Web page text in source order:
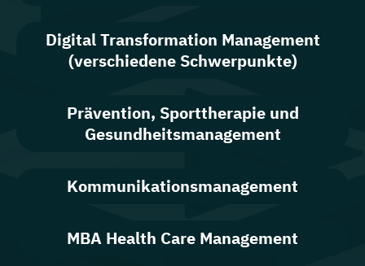
Digital Transformation Management
(verschiedene Schwerpunkte)
Prävention, Sporttherapie und
Gesundheitsmanagement
Kommunikationsmanagement
MBA Health Care Management